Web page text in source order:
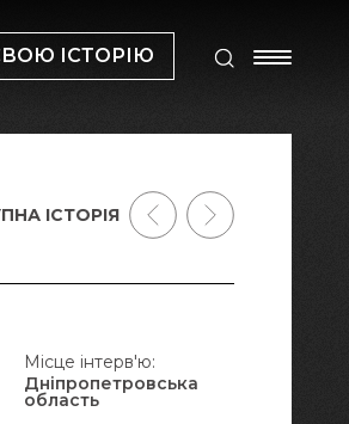
ІСТОРІЮ
Місце інтерв'ю:
Дніпропетровська
область
ІСТОРІЯ